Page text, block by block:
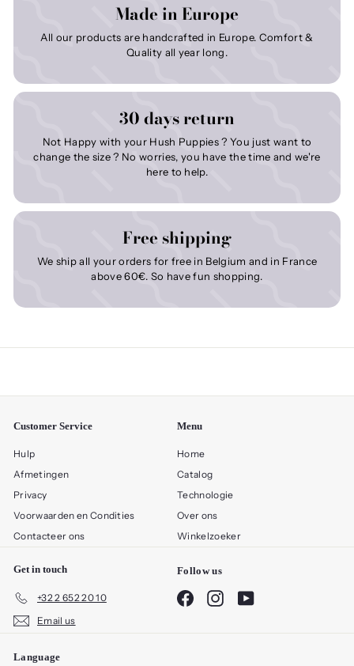
Made in Europe
All our products are handcrafted in Europe. Comfort &
Quality all year long.
30 days return
Not Happy with your Hush Puppies ? You just want to
change the size ? No worries, you have the time and we're
here to help.
Free shipping
We ship all your orders for free in Belgium and in France
above 60€. So have fun shopping.
Customer Service
Hulp
Afmetingen
Privacy
Voorwaarden en Condities
Contacteer ons
Menu
Home
Catalog
Technologie
Over ons
Winkelzoeker
Get in touch
+32 2 652 20 10
Email us
Follow us
FacebookInstagramYouTube
Language